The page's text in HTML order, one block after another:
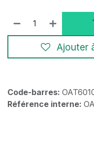
Ajouter
Code-barres:
Référence interne: